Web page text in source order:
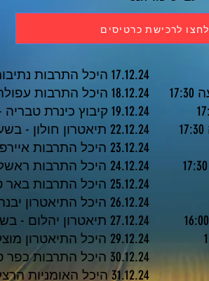
לחצו לרכישת כרטיסים
17.12.24 היכל התרבות נתיבות - בשעה 17:30
18.12.24 היכל התרבות עפולה - בשעה 17:30
19.12.24 קיבוץ כינרת טבריה - בשעה 17:30
22.12.24 תיאטרון חולון - בשעה 17:30
23.12.24 היכל התרבות איירפורט סיטי - בשעה 17:30
24.12.24 היכל התרבות ראשל״צ - בשעה 17:30
25.12.24 היכל התרבות באר טוביה - בשעה 17:30
26.12.24 היכל התיאטרון יבנה - בשעה 16:00+18:00
27.12.24 תיאטרון יהלום - בשעה 9:30+11:30+13:30
29.12.24 היכל התיאטרון מוצקין - בשעה 15:00+17:30
30.12.24 היכל התרבות כפר סבא - בשעה 17:30
31.12.24 היכל האומניות הרצליה ם - בשעה 13:00+16:00